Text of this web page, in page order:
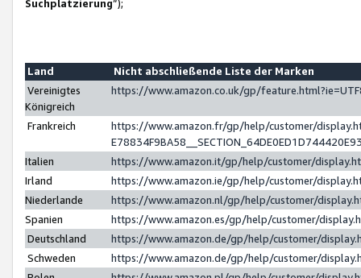
Suchplatzierung”);
Land
Nicht abschließende Liste der Marken
Vereinigtes
Königreich
https://www.amazon.co.uk/gp/
Frankreich
https://www.amazon.fr/gp/help/customer/
Italien
https://www.amazon.it/gp/help/customer/
Irland
https://www.amazon.ie/gp/help/customer/
Niederlande
https://www.amazon.nl/gp/help/customer/
Spanien
https://www.amazon.es/gp/help/customer/
Deutschland
https://www.amazon.de/gp/help/customer/
Schweden
https://www.amazon.de/gp/help/customer/